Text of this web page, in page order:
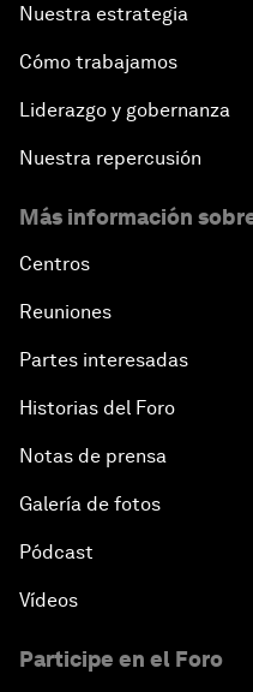
Nuestra estrategia
Cómo trabajamos
Liderazgo y gobernanza
Nuestra repercusión
Más información
Centros
Reuniones
Partes interesadas
Historias del Foro
Notas de prensa
Galería de fotos
Pódcast
Vídeos
Participe en el Foro